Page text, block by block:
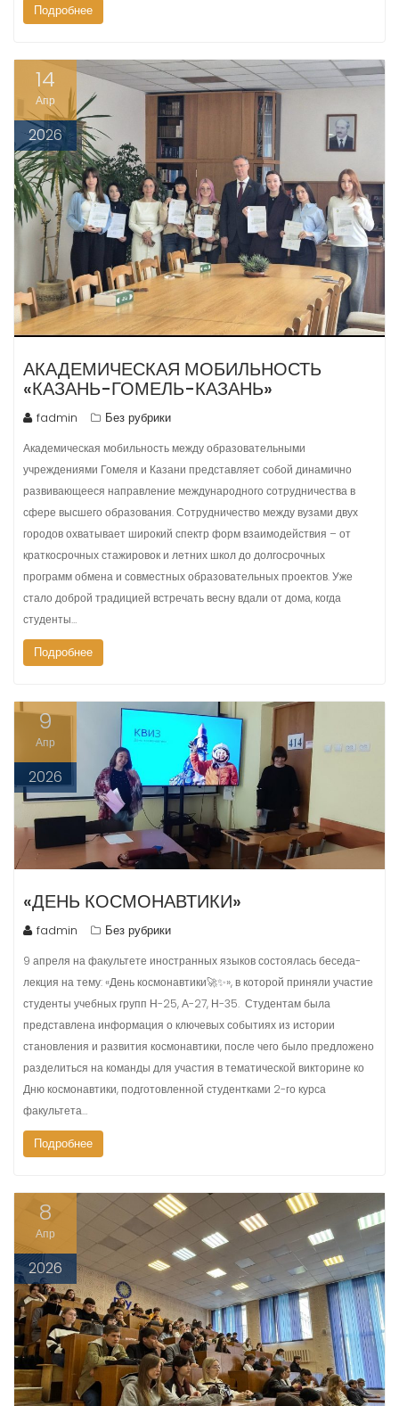
Подробнее
14
Апр
2026
АКАДЕМИЧЕСКАЯ МОБИЛЬНОСТЬ
«КАЗАНЬ-ГОМЕЛЬ-КАЗАНЬ»
fadmin Без рубрики
Академическая мобильность между образовательными
учреждениями Гомеля и Казани представляет собой динамично
развивающееся направление международного сотрудничества в
сфере высшего образования. Сотрудничество между вузами двух
городов охватывает широкий спектр форм взаимодействия – от
краткосрочных стажировок и летних школ до долгосрочных
программ обмена и совместных образовательных проектов. Уже
стало доброй традицией встречать весну вдали от дома, когда
студенты…
Подробнее
9
Апр
2026
«ДЕНЬ КОСМОНАВТИКИ»
fadmin Без рубрики
9 апреля на факультете иностранных языков состоялась беседа-
лекция на тему: «День космонавтики🚀✨», в которой приняли участие
студенты учебных групп Н-25, А-27, Н-35. Студентам была
представлена информация о ключевых событиях из истории
становления и развития космонавтики, после чего было предложено
разделиться на команды для участия в тематической викторине ко
Дню космонавтики, подготовленной студентками 2-го курса
факультета…
Подробнее
8
Апр
2026